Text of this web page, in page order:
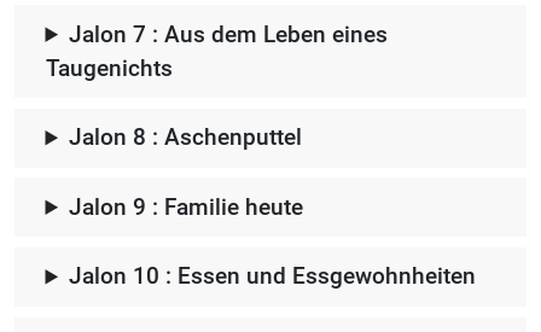
Jalon 7 : Aus dem Leben eines
Taugenichts
Jalon 8 : Aschenputtel
Jalon 9 : Familie heute
Jalon 10 : Essen und Essgewohnheiten